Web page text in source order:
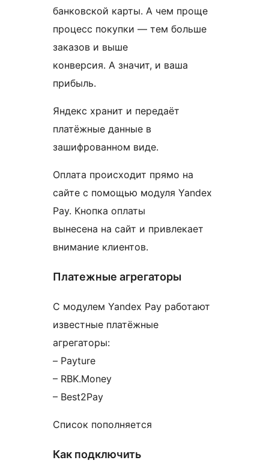
банковской карты. А чем проще
процесс покупки — тем больше
заказов и выше
конверсия. А значит, и ваша
прибыль.
Яндекс хранит и передаёт
платёжные данные в
зашифрованном виде.
Оплата происходит прямо на
сайте с помощью модуля Yandex
Pay. Кнопка оплаты
вынесена на сайт и привлекает
внимание клиентов.
Платежные агрегаторы
С модулем Yandex Pay работают
известные платёжные
агрегаторы:
– Payture
– RBK.Money
– Best2Pay
Список пополняется
Как подключить